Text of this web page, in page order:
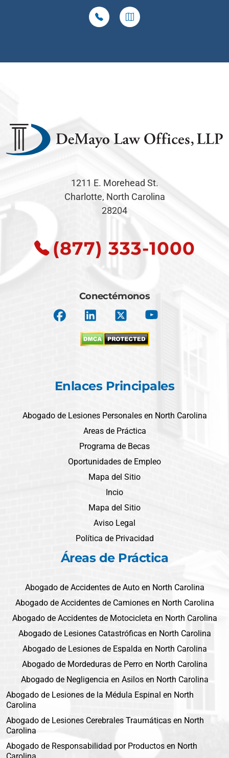
1211 E. Morehead St.
Charlotte, North Carolina
28204
(877) 333-1000
Conectémonos
Enlaces Principales
Abogado de Lesiones Personales en North Carolina
Areas de Práctica
Programa de Becas
Oportunidades de Empleo
Mapa del Sitio
Incio
Mapa del Sitio
Aviso Legal
Política de Privacidad
Áreas de Práctica
Abogado de Accidentes de Auto en North Carolina
Abogado de Accidentes de Camiones en North Carolina
Abogado de Accidentes de Motocicleta en North Carolina
Abogado de Lesiones Catastróficas en North Carolina
Abogado de Lesiones de Espalda en North Carolina
Abogado de Mordeduras de Perro en North Carolina
Abogado de Negligencia en Asilos en North Carolina
Abogado de Lesiones de la Médula Espinal en North
Carolina
Abogado de Lesiones Cerebrales Traumáticas en North
Carolina
Abogado de Responsabilidad por Productos en North